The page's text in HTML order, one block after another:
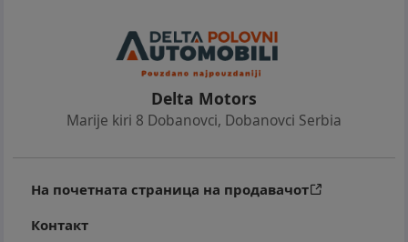
Delta Motors
Marije kiri 8 Dobanovci, Dobanovci Serbia
На почетната страница на продавачот
Контакт